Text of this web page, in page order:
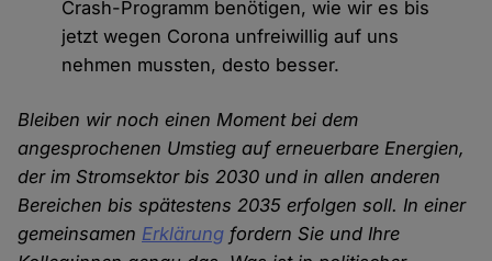
Crash-Programm benötigen, wie wir es bis
jetzt wegen Corona unfreiwillig auf uns
nehmen mussten, desto besser.
Bleiben wir noch einen Moment bei dem
angesprochenen Umstieg auf erneuerbare Energien,
der im Stromsektor bis 2030 und in allen anderen
Bereichen bis spätestens 2035 erfolgen soll. In einer
gemeinsamen Erklärung fordern Sie und Ihre